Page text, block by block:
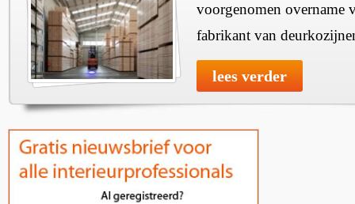
voorgenomen overname
fabrikant van
lees verder